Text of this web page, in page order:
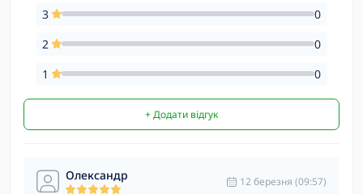
3
0
2
0
1
0
+ Додати відгук
Олександр 12 березня (09:57)